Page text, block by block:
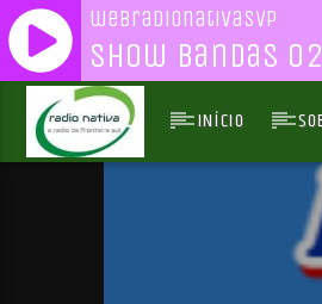
webradionativasvp
Show Bandas 02